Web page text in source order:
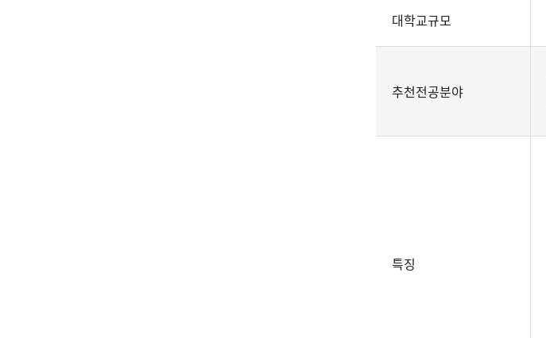
대학교규모
추천전공분야
특징